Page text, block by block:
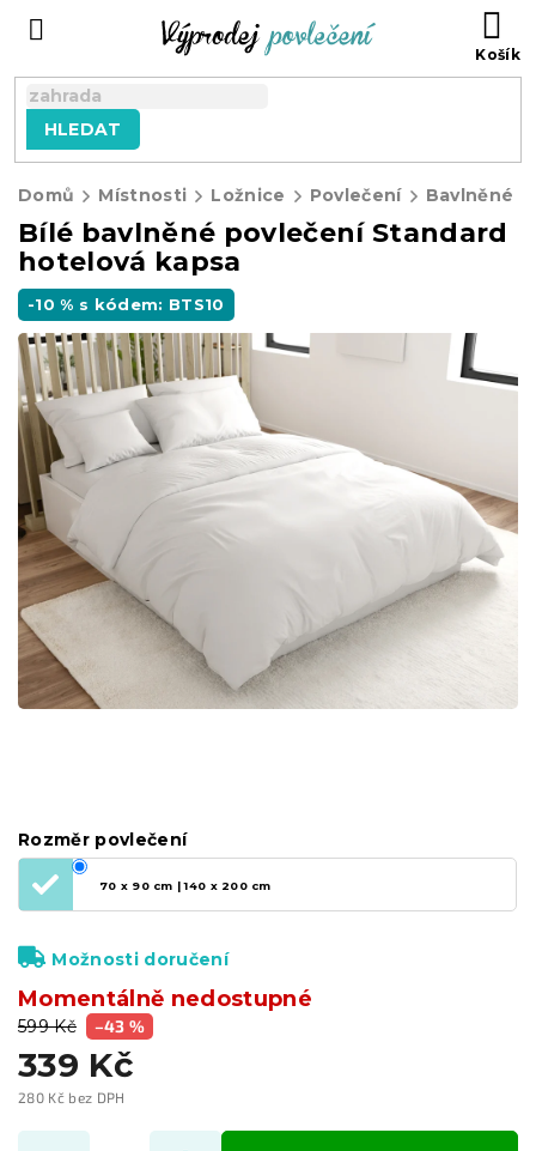
HLEDAT
Domů Místnosti Ložnice Povlečení Bavlněné
Bílé bavlněné povlečení Standard
hotelová kapsa
-10 % s kódem: BTS10
599 Kč –43 %
339 Kč
280 Kč bez DPH
cena:
Momentálně nedostupné
Rozměr povlečení
70 x 90 cm | 140 x 200 cm
Možnosti doručení